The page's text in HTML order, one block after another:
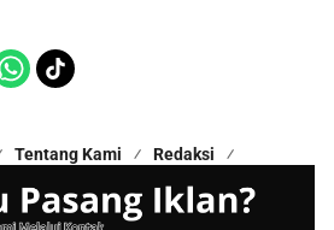
Tentang Kami
Redaksi